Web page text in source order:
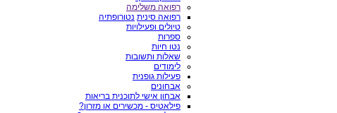
רפואה משלימה
רפואה סינית נטורופתיה
טיולים ופעילויות
ספרות
נטו חיות
שאלות ותשובות
לימודים
פעילות גופנית
אבחונים
אבחון אישי לתוכנית בריאות
פילאטיס - מכשירים או מזרון?